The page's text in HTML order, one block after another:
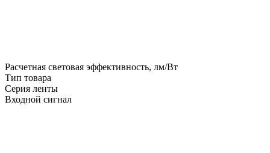
Расчетная световая эффективность, лм/Вт
Тип товара
Серия ленты
Входной сигнал